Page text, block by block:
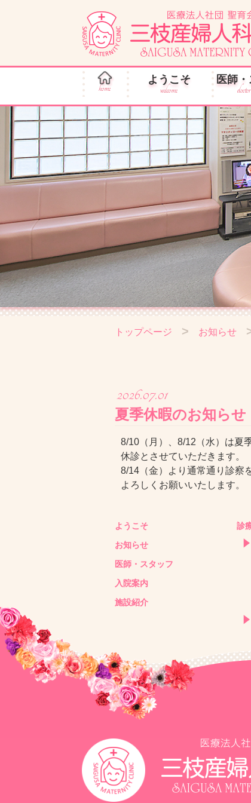
home
ようこそ
welcome
医師
トップページ > お知らせ
2026.07.01
夏季休暇のお知らせ
8/10（月）、8/12（水）は夏
休診とさせていただきます。
8/14（金）より通常通り診察
よろしくお願いいたします。
ようこそ
お知らせ
医師・スタッフ
入院案内
施設紹介
診